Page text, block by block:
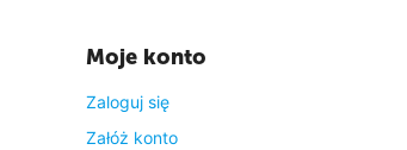
Moje konto
Zaloguj się
Załóż konto